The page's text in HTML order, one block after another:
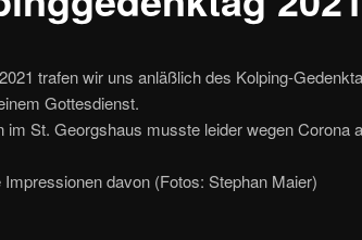
trafen wir uns anläßlich des Kolping-
Gottesdienst.
im St. Georgshaus musste leider wegen Corona
Impressionen davon (Fotos: Stephan Maier)